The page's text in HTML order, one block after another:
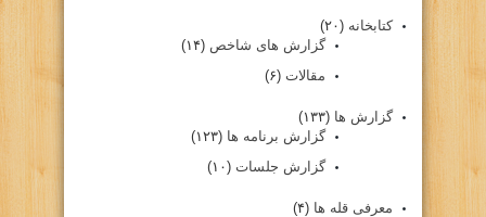
کتابخانه (۲۰)
گزارش های شاخص (۱۴)
مقالات (۶)
گزارش ها (۱۳۳)
گزارش برنامه ها (۱۲۳)
گزارش جلسات (۱۰)
معرفی قله ها (۴)